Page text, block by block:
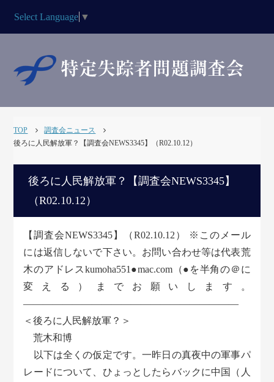
Select Language ▼
TOP
調査会ニュース
後ろに人民解放軍？【調査会NEWS3345】（R02.10.12）
後ろに人民解放軍？【調査会NEWS3345】
（R02.10.12）
【調査会NEWS3345】（R02.10.12） ※このメール
には返信しないで下さい。お問い合わせ等は代表荒
木のアドレスkumoha551●mac.com（●を半角の＠に
変える）までお願いします。
――――――――――――――――――――――
＜後ろに人民解放軍？＞
荒木和博
以下は全くの仮定です。一昨日の真夜中の軍事パ
レードについて、ひょっとしたらバックに中国（人